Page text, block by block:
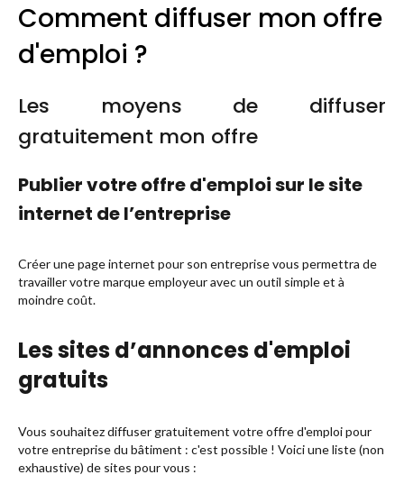
Comment diffuser mon offre
d'emploi ?
Les moyens de diffuser
gratuitement mon offre
Publier votre offre d'emploi sur le site
internet de l’entreprise
Créer une page internet pour son entreprise vous permettra de
travailler votre marque employeur avec un outil simple et à
moindre coût.
Les sites d’annonces d'emploi
gratuits
Vous souhaitez diffuser gratuitement votre offre d'emploi pour
votre entreprise du bâtiment : c'est possible ! Voici une liste (non
exhaustive) de sites pour vous :